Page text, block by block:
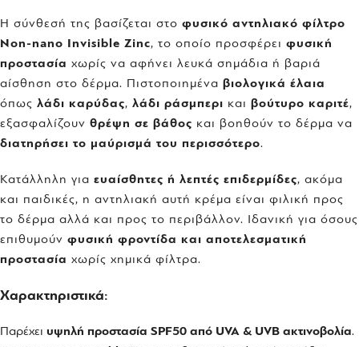
Η σύνθεσή της βασίζεται στο φυσικό αντηλιακό φίλτρο
Non-nano Invisible Zinc, το οποίο προσφέρει φυσική
προστασία χωρίς να αφήνει λευκά σημάδια ή βαριά
αίσθηση στο δέρμα. Πιστοποιημένα βιολογικά έλαια
όπως λάδι καρύδας, λάδι ράσμπερι και βούτυρο καριτέ,
εξασφαλίζουν θρέψη σε βάθος και βοηθούν το δέρμα να
διατηρήσει το μαύρισμά του περισσότερο.
Κατάλληλη για ευαίσθητες ή λεπτές επιδερμίδες, ακόμα
και παιδικές, η αντηλιακή αυτή κρέμα είναι φιλική προς
το δέρμα αλλά και προς το περιβάλλον. Ιδανική για όσους
επιθυμούν φυσική φροντίδα και αποτελεσματική
προστασία χωρίς χημικά φίλτρα.
Χαρακτηριστικά:
Παρέχει υψηλή προστασία SPF50 από UVA & UVB ακτινοβολία.